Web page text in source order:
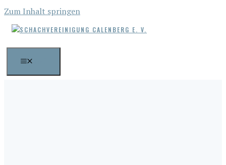
Zum Inhalt springen